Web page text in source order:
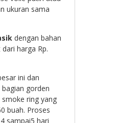
ukuran sama
dengan bahan
harga Rp.
ini dan
gorden
ring yang
buah. Proses
sampai5 hari